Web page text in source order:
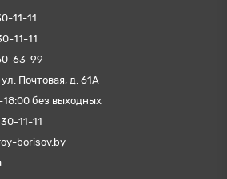
11-11
11-11
63-99
ул. Почтовая, д. 61А
без выходных
11-11
borisov.by